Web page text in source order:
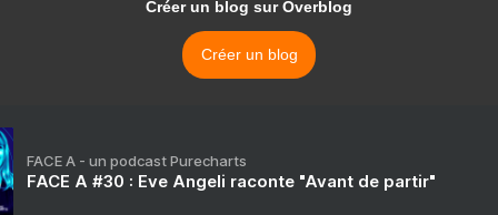
Créer un blog sur Overblog
Créer un blog
FACE A - un podcast Purecharts
FACE A #30 : Eve Angeli raconte "Avant de partir"